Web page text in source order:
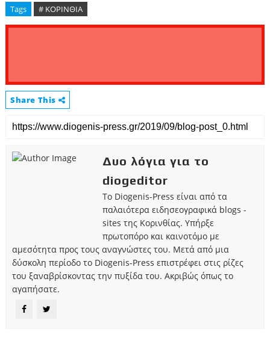
Tags # ΚΟΡΙΝΘΙΑ
Share This
Δυο λόγια για το
diogeditor
Το Diogenis-Press είναι από τα
παλαιότερα ειδησεογραφικά blogs -
sites της Κορινθίας. Υπήρξε
πρωτοπόρο και καινοτόμο με
αμεσότητα προς τους αναγνώστες του. Μετά από μια
δύσκολη περίοδο το Diogenis-Press επιστρέφει στις ρίζες
του ξαναβρίσκοντας την πυξίδα του. Ακριβώς όπως το
αγαπήσατε.